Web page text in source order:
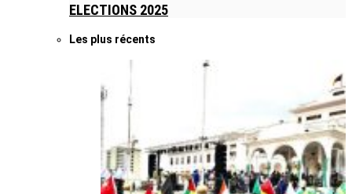
ELECTIONS 2025
Les plus récents